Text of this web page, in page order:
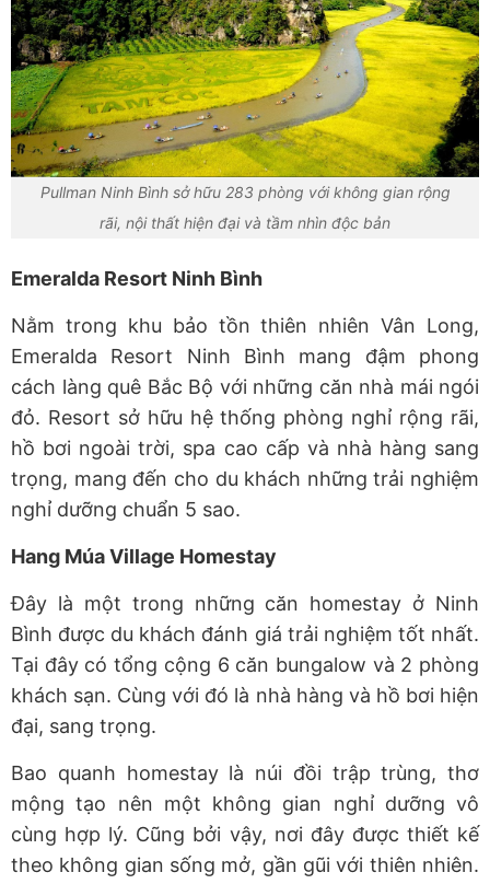
Pullman Ninh Bình sở hữu 283 phòng với không gian rộng
rãi, nội thất hiện đại và tầm nhìn độc bản
Emeralda Resort Ninh Bình
Nằm trong khu bảo tồn thiên nhiên Vân Long,
Emeralda Resort Ninh Bình mang đậm phong
cách làng quê Bắc Bộ với những căn nhà mái ngói
đỏ. Resort sở hữu hệ thống phòng nghỉ rộng rãi,
hồ bơi ngoài trời, spa cao cấp và nhà hàng sang
trọng, mang đến cho du khách những trải nghiệm
nghỉ dưỡng chuẩn 5 sao.
Hang Múa Village Homestay
Đây là một trong những căn homestay ở Ninh
Bình được du khách đánh giá trải nghiệm tốt nhất.
Tại đây có tổng cộng 6 căn bungalow và 2 phòng
khách sạn. Cùng với đó là nhà hàng và hồ bơi hiện
đại, sang trọng.
Bao quanh homestay là núi đồi trập trùng, thơ
mộng tạo nên một không gian nghỉ dưỡng vô
cùng hợp lý. Cũng bởi vậy, nơi đây được thiết kế
theo không gian sống mở, gần gũi với thiên nhiên.